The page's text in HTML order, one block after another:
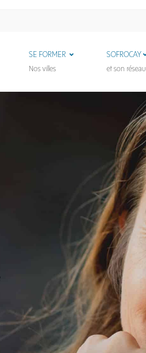
SE FORMER
Nos villes
SOFROCAY
et son réseau